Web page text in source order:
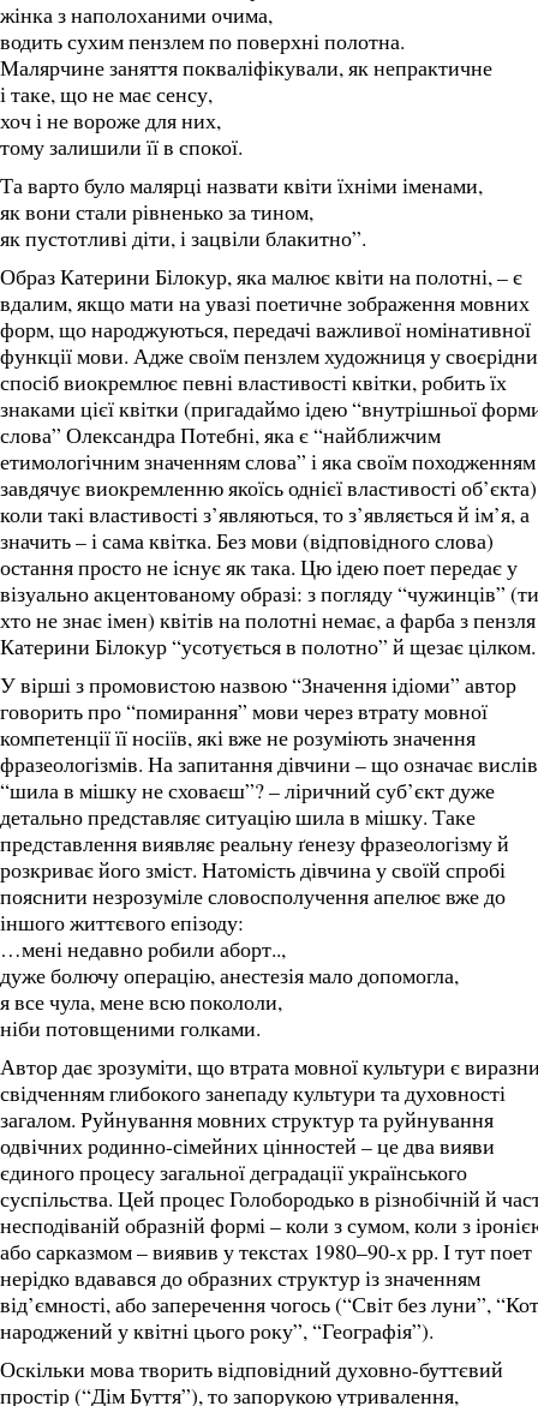
жінка з наполоханими очима,
водить сухим пензлем по поверхні полотна.
Малярчине заняття покваліфікували, як непрактичне
і таке, що не має сенсу,
хоч і не вороже для них,
тому залишили її в спокої.
Та варто було малярці назвати квіти їхніми іменами,
як вони стали рівненько за тином,
як пустотливі діти, і зацвіли блакитно”.
Образ Катерини Білокур, яка малює квіти на полотні, – є
вдалим, якщо мати на увазі поетичне зображення мовних
форм, що народжуються, передачі важливої номінативної
функції мови. Адже своїм пензлем художниця у
спосіб виокремлює певні властивості квітки, робить їх
знаками цієї квітки (пригадаймо ідею “внутрішньої
слова” Олександра Потебні, яка є “найближчим
етимологічним значенням слова” і яка своїм походженням
завдячує виокремленню якоїсь однієї властивості
коли такі властивості з’являються, то з’являється й ім’я, а
значить – і сама квітка. Без мови (відповідного слова)
остання просто не існує як така. Цю ідею поет передає у
візуально акцентованому образі: з погляду “чужинців”
хто не знає імен) квітів на полотні немає, а фарба з пензля
Катерини Білокур “усотується в полотно” й щезає цілком.
У вірші з промовистою назвою “Значення ідіоми” автор
говорить про “помирання” мови через втрату мовної
компетенції її носіїв, які вже не розуміють значення
фразеологізмів. На запитання дівчини – що означає вислів
“шила в мішку не сховаєш”? – ліричний суб’єкт дуже
детально представляє ситуацію шила в мішку. Таке
представлення виявляє реальну ґенезу фразеологізму й
розкриває його зміст. Натомість дівчина у своїй спробі
пояснити незрозуміле словосполучення апелює вже до
іншого життєвого епізоду:
…мені недавно робили аборт..,
дуже болючу операцію, анестезія мало допомогла,
я все чула, мене всю покололи,
ніби потовщеними голками.
Автор дає зрозуміти, що втрата мовної культури є
свідченням глибокого занепаду культури та духовності
загалом. Руйнування мовних структур та руйнування
одвічних родинно-сімейних цінностей – це два вияви
єдиного процесу загальної деградації українського
суспільства. Цей процес Голобородько в різнобічній й
несподіваній образній формі – коли з сумом, коли з
або сарказмом – виявив у текстах 1980–90-х рр. І тут поет
нерідко вдавався до образних структур із значенням
від’ємності, або заперечення чогось (“Світ без луни”,
народжений у квітні цього року”, “Географія”).
Оскільки мова творить відповідний духовно-буттєвий
простір (“Дім Буття”), то запорукою утривалення,